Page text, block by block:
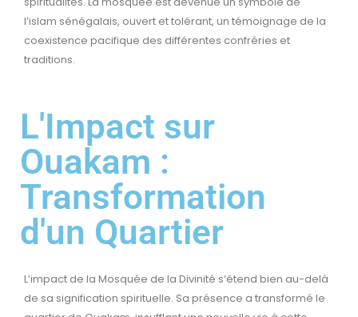
l’islam sénégalais, ouvert et tolérant, un témoignage de la
coexistence pacifique des différentes confréries et
traditions.
L'Impact sur
Ouakam :
Transformation
d'un Quartier
L’impact de la Mosquée de la Divinité s’étend bien au-delà
de sa signification spirituelle. Sa présence a transformé le